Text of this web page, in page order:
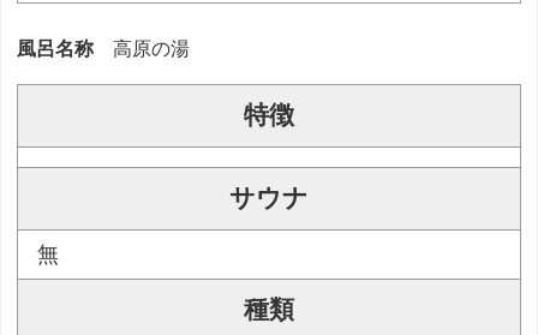
風呂名称 高原の湯
特徴
サウナ
無
種類